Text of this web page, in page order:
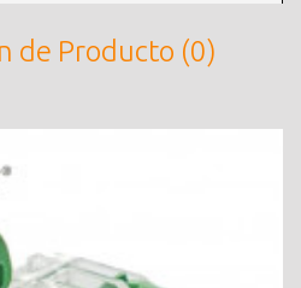
de Producto (0)